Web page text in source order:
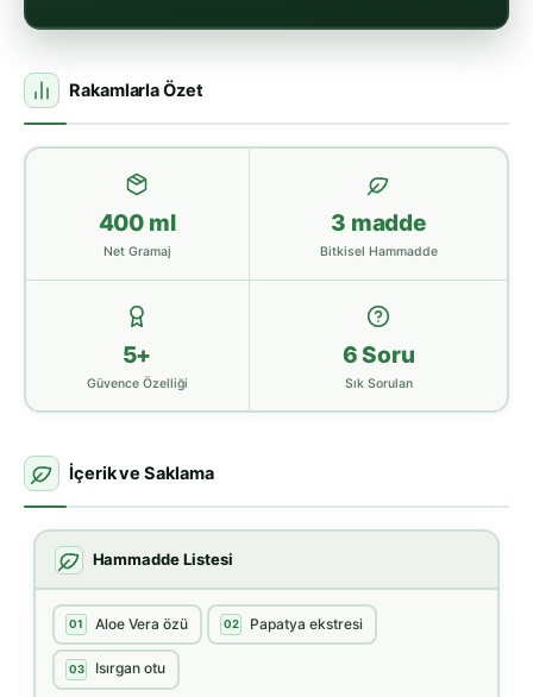
Rakamlarla Özet
400 ml
Net Gramaj
3 madde
Bitkisel Hammadde
5+
Güvence Özelliği
6 Soru
Sık Sorulan
İçerik ve Saklama
Hammadde Listesi
01 Aloe Vera özü 02 Papatya ekstresi
03 Isırgan otu